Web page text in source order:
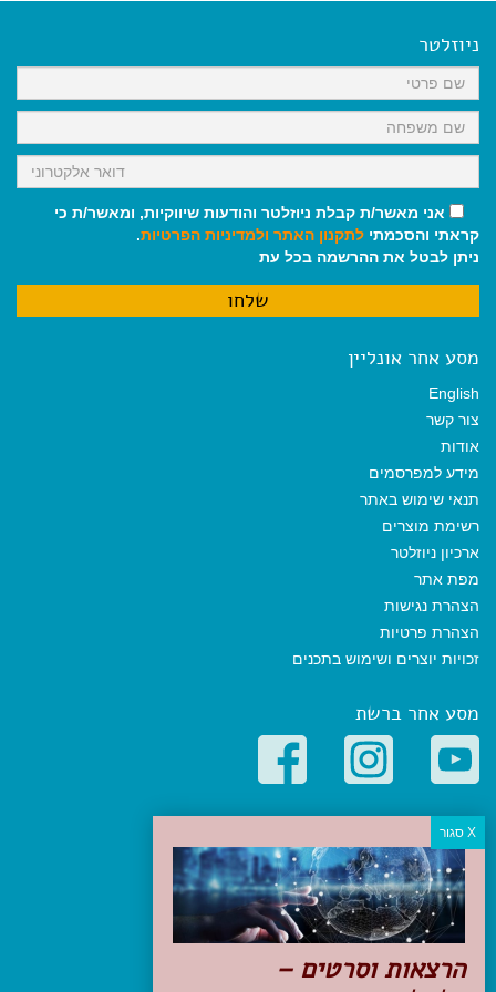
k
p
m
ניוזלטר
אני מאשר/ת קבלת ניוזלטר והודעות שיווקיות, ומאשר/ת כי
קראתי והסכמתי לתקנון האתר ולמדיניות הפרטיות.
ניתן לבטל את ההרשמה בכל עת
מסע אחר אונליין
English
צור קשר
אודות
מידע למפרסמים
תנאי שימוש באתר
רשימת מוצרים
ארכיון ניוזלטר
מפת אתר
הצהרת נגישות
הצהרת פרטיות
זכויות יוצרים ושימוש בתכנים
מסע אחר ברשת
קטגוריות פופולריות
יעדים
טיולים בישראל
מלונות בוטיק בישראל
טיפים והמלצות
הכנות לנסיעה
הרצאות וסרטים –